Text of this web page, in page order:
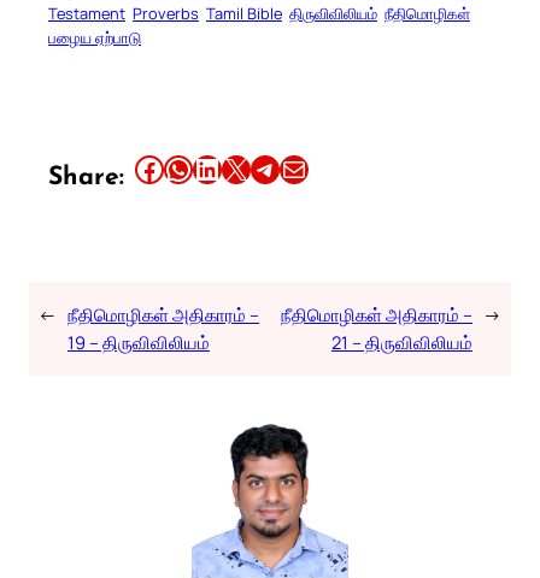
Testament Proverbs Tamil Bible திருவிவிலியம் நீதிமொழிகள்
பழைய ஏற்பாடு
Share: Share this article on Facebook Share this article on WhatsApp Share this article on LinkedIn Share this article on X Share this article on TelegramEmail this Article
← நீதிமொழிகள் அதிகாரம் –
19 – திருவிவிலியம்
நீதிமொழிகள் அதிகாரம் –
21 – திருவிவிலியம்
→